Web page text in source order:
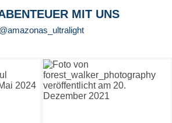
MIT UNS
@amazonas_ultralight